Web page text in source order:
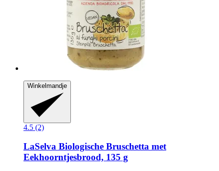
Winkelmandje
4.5 (2)
LaSelva Biologische Bruschetta met
Eekhoorntjesbrood, 135 g